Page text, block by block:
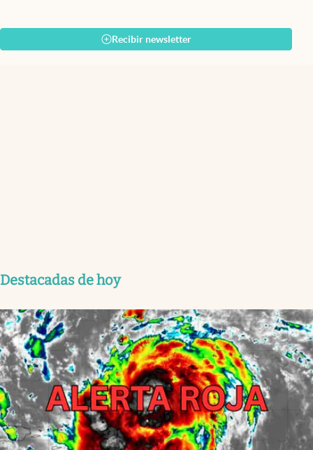
Recibir newsletter
Destacadas de hoy